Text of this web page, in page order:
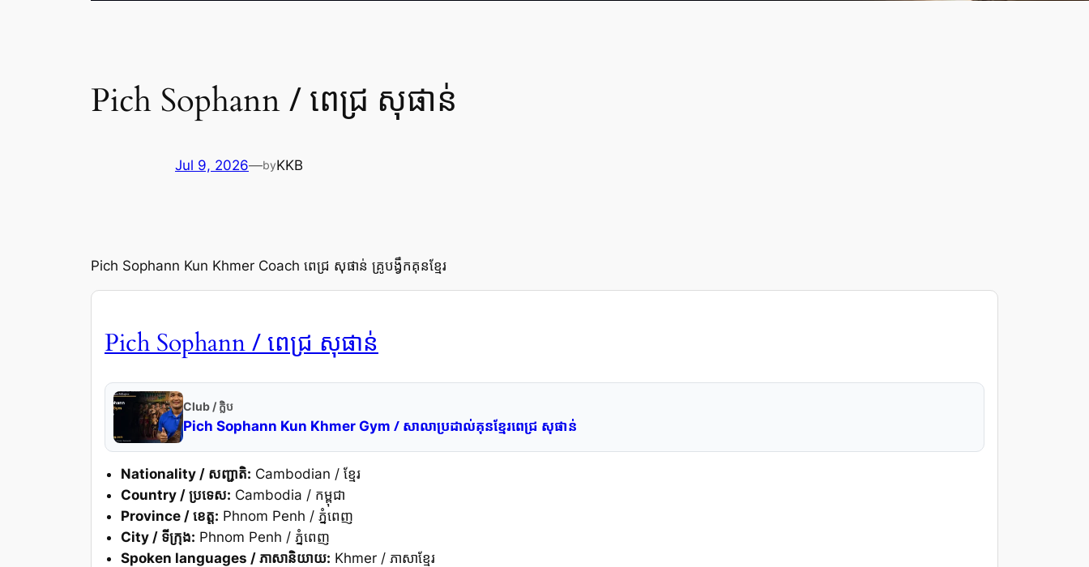
Pich Sophann / ពេជ្រ សុផាន់
Jul 9, 2026—byKKB
Pich Sophann Kun Khmer Coach ពេជ្រ សុផាន់ គ្រូបង្វឹកគុនខ្មែរ
Pich Sophann/ ពេជ្រ សុផាន់
Club / ក្លិប
Pich Sophann Kun Khmer Gym / សាលាប្រដាល់គុនខ្មែរពេជ្រ សុផាន់
Nationality / សញ្ជាតិ: Cambodian / ខ្មែរ
Country / ប្រទេស: Cambodia / កម្ពុជា
Province / ខេត្ត: Phnom Penh / ភ្នំពេញ
City / ទីក្រុង: Phnom Penh / ភ្នំពេញ
Spoken languages / ភាសានិយាយ: Khmer / ភាសាខ្មែរ